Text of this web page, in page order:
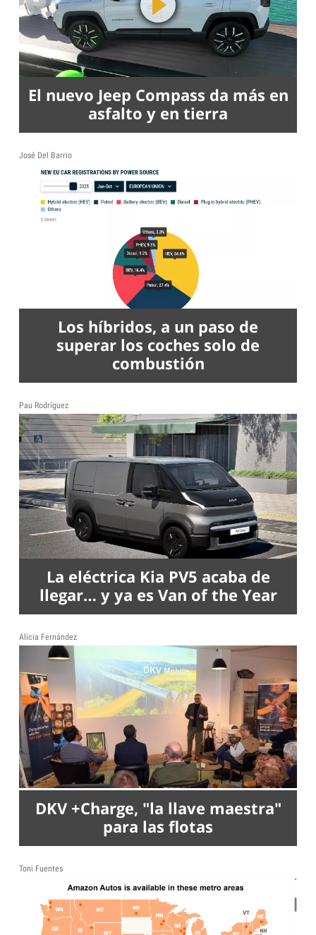
El nuevo Jeep Compass da más en
asfalto y en tierra
José Del Barrio
Los híbridos, a un paso de
superar los coches solo de
combustión
Pau Rodríguez
La eléctrica Kia PV5 acaba de
llegar… y ya es Van of the Year
Alicia Fernández
DKV +Charge, "la llave maestra"
para las flotas
Toni Fuentes